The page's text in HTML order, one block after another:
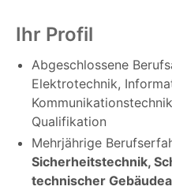
Ihr Profil
Abgeschlossene
Elektrotechnik,
Qualifikation
Mehrjährige
Sicherheitstechnik,
technischer